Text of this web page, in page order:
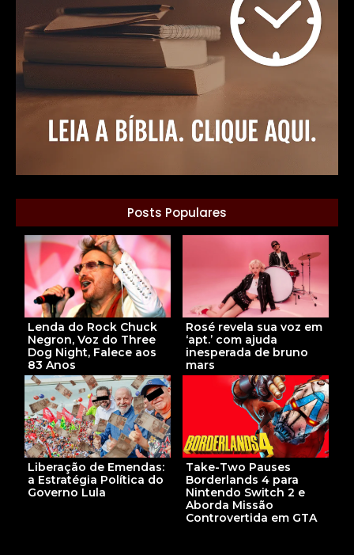
Posts Populares
Lenda do Rock Chuck
Negron, Voz do Three
Dog Night, Falece aos
83 Anos
Rosé revela sua voz em
‘apt.’ com ajuda
inesperada de bruno
mars
Liberação de Emendas:
a Estratégia Política do
Governo Lula
Take-Two Pauses
Borderlands 4 para
Nintendo Switch 2 e
Aborda Missão
Controvertida em GTA